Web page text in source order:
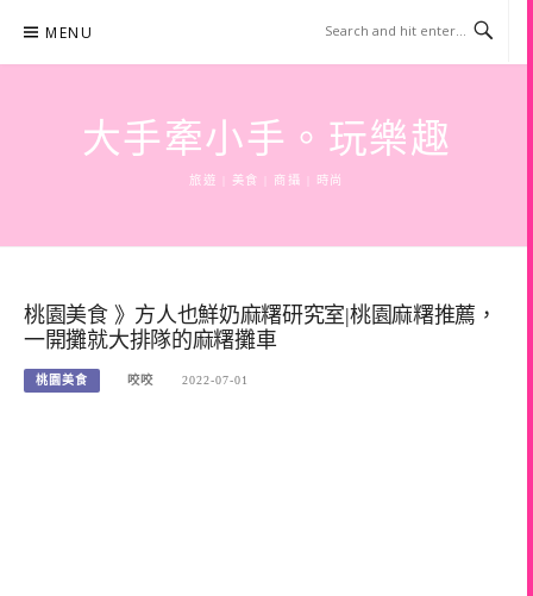
content
MENU
大手牽小手。玩樂趣
旅遊 | 美食 | 商攝 | 時尚
桃園美食 》方人也鮮奶麻糬研究室|桃園麻糬推薦，
一開攤就大排隊的麻糬攤車
桃園美食 咬咬 2022-07-01